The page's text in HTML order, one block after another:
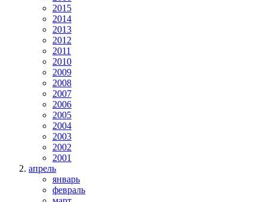
2015
2014
2013
2012
2011
2010
2009
2008
2007
2006
2005
2004
2003
2002
2001
апрель
январь
февраль